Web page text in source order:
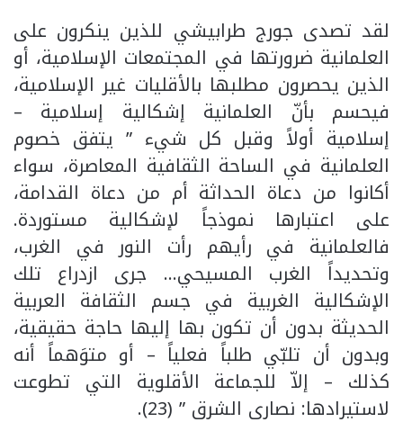
لقد تصدى جورج طرابيشي للذين ينكرون على
العلمانية ضرورتها في المجتمعات الإسلامية، أو
الذين يحصرون مطلبها بالأقليات غير الإسلامية،
فيحسم بأنّ العلمانية إشكالية إسلامية –
إسلامية أولاً وقبل كل شيء ” يتفق خصوم
العلمانية في الساحة الثقافية المعاصرة، سواء
أكانوا من دعاة الحداثة أم من دعاة القدامة،
على اعتبارها نموذجاً لإشكالية مستوردة.
فالعلمانية في رأيهم رأت النور في الغرب،
وتحديداً الغرب المسيحي… جرى ازدراع تلك
الإشكالية الغربية في جسم الثقافة العربية
الحديثة بدون أن تكون بها إليها حاجة حقيقية،
وبدون أن تلبّي طلباً فعلياً – أو متوَهماً أنه
كذلك – إلاّ للجماعة الأقلوية التي تطوعت
لاستيرادها: نصارى الشرق ” (23).